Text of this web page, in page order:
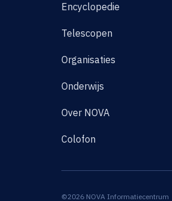
Encyclopedie
Telescopen
Organisaties
Onderwijs
Over NOVA
Colofon
©2026 NOVA Informatiecentrum